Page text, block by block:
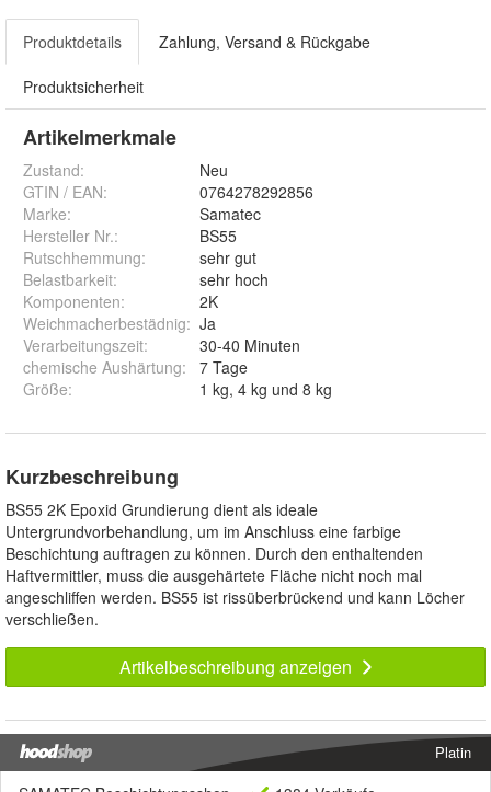
Produktdetails Zahlung, Versand & Rückgabe
Produktsicherheit
Artikelmerkmale
Zustand:
Neu
GTIN / EAN:
0764278292856
Marke:
Samatec
Hersteller Nr.:
BS55
Rutschhemmung:
sehr gut
Belastbarkeit:
sehr hoch
Komponenten:
2K
Weichmacherbestädnig: Ja
Verarbeitungszeit:
30-40 Minuten
chemische Aushärtung:
7 Tage
Größe: 1 kg, 4 kg und 8 kg
Kurzbeschreibung
BS55 2K Epoxid Grundierung dient als ideale
Untergrundvorbehandlung, um im Anschluss eine farbige
Beschichtung auftragen zu können. Durch den enthaltenden
Haftvermittler, muss die ausgehärtete Fläche nicht noch mal
angeschliffen werden. BS55 ist rissüberbrückend und kann Löcher
verschließen.
Artikelbeschreibung anzeigen
Platin